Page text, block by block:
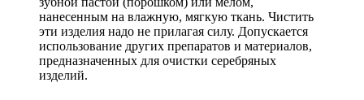
нанесенным на влажную, мягкую ткань. Чистить
эти изделия надо не прилагая силу. Допускается
использование других препаратов и материалов,
предназначенных для очистки серебряных
изделий.